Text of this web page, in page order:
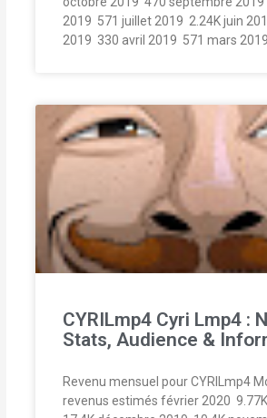
2019  571 juillet 2019  2.24K juin
2019  330 avril 2019  571 mars 2019 
CYRILmp4 Cyri Lmp4 :
Stats, Audience &
Revenu mensuel pour CYRILmp4
revenus estimés février 2020  9.77K